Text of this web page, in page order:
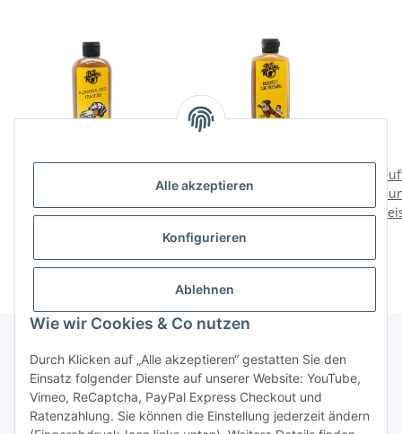
Alle akzeptieren
Konfigurieren
Ablehnen
Wie wir Cookies & Co nutzen
Durch Klicken auf „Alle akzeptieren“ gestatten Sie den
Einsatz folgender Dienste auf unserer Website: YouTube,
Vimeo, ReCaptcha, PayPal Express Checkout und
Ratenzahlung. Sie können die Einstellung jederzeit ändern
Hund 118ml Ente - Duck
Preise nach Anmeldung
Hund 118ml Fasan -
Pheasant
Preise nach Anmeldung
Informationen
Gesetzliche Informationen